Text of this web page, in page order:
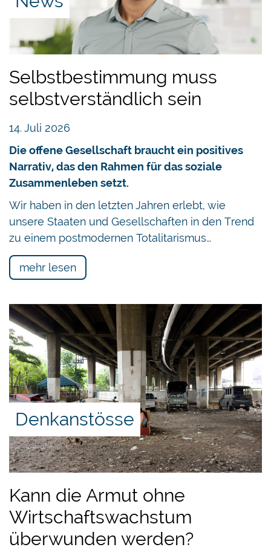
Selbstbestimmung muss
selbstverständlich sein
14. Juli 2026
Die offene Gesellschaft braucht ein positives
Narrativ, das den Rahmen für das soziale
Zusammenleben setzt.
Wir haben in den letzten Jahren erlebt, wie
unsere Staaten und Gesellschaften in den Trend
zu einem postmodernen Totalitarismus…
mehr lesen
Denkanstösse
Kann die Armut ohne
Wirtschaftswachstum
überwunden werden?